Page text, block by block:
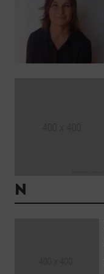
N